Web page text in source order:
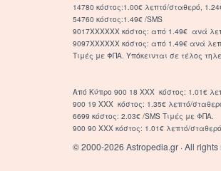
14780 κόστος:1.00€ λεπτό/σταθερό,
54760 κόστος:1.49€ /SMS
9017XXXXXX κόστος: από 1.49€ ανά
9097XXXXXX κόστος: από 1.49€ ανά
Τιμές με ΦΠΑ. Υπόκεινται σε τέλος
Από Κύπρο 900 18 ΧΧΧ κόστος: 1.01€
900 19 ΧΧΧ κόστος: 1.35€ λεπτό/
6699 κόστος: 2.03€ /SMS Τιμές με ΦΠΑ.
900 90 XXX κόστος: 1.01€ λεπτό/
© 2000-2026 Astropedia.gr · All rights